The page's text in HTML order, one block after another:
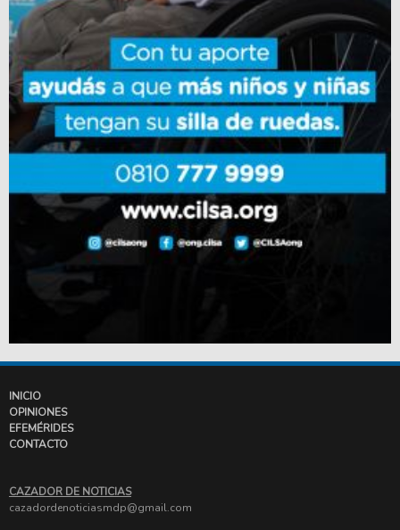
INICIO
OPINIONES
EFEMÉRIDES
CONTACTO
CAZADOR DE NOTICIAS
cazadordenoticiasmdp@gmail.com